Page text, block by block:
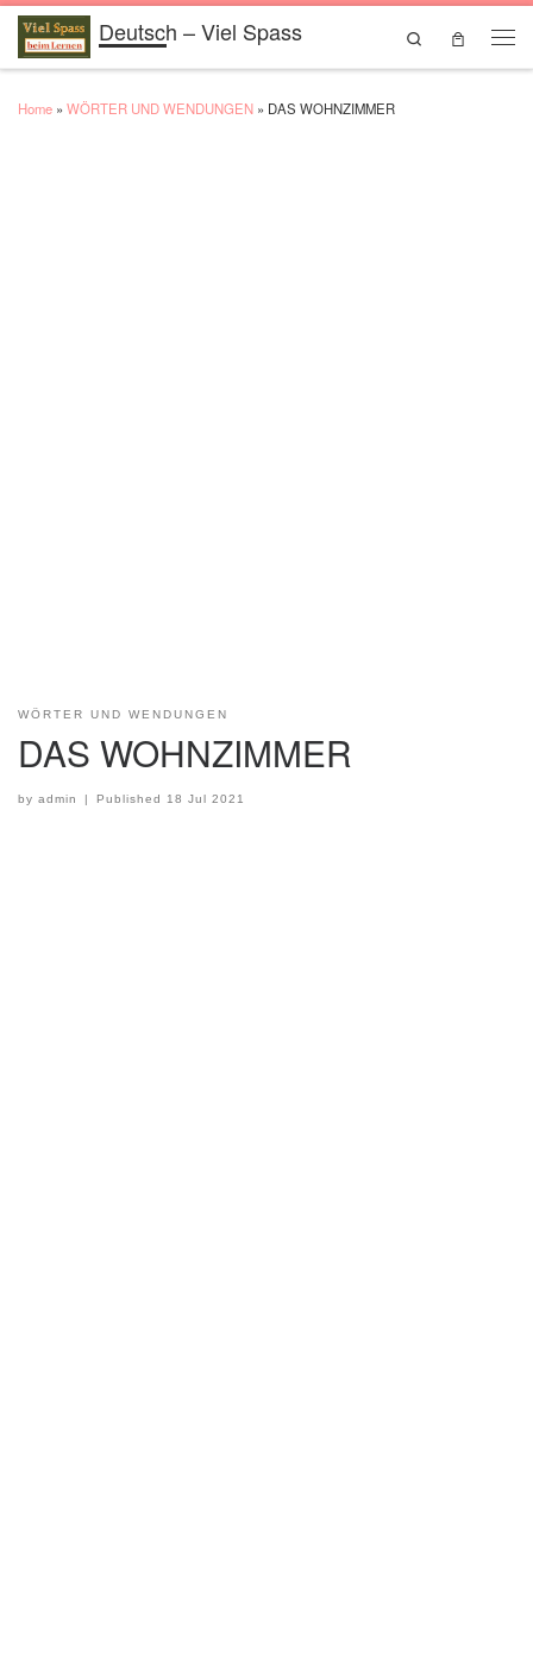
Skip to contentDeutsch – Viel Spass
Search
Home » WÖRTER UND WENDUNGEN » DAS WOHNZIMMER
WÖRTER UND WENDUNGEN
DAS WOHNZIMMER
by admin Published18 Jul 2021